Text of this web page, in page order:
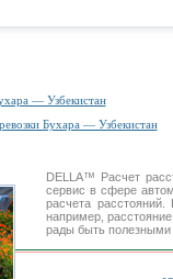
— Узбекистан
Бухара — Узбекистан
DELLA™ Расчет
сервис в сфере
расчета
например,
рады быть полезными